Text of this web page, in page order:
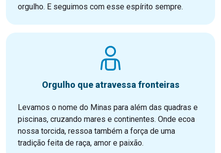
orgulho. E seguimos com esse espírito sempre.
Orgulho que atravessa fronteiras
Levamos o nome do Minas para além das quadras e
piscinas, cruzando mares e continentes. Onde ecoa
nossa torcida, ressoa também a força de uma
tradição feita de raça, amor e paixão.